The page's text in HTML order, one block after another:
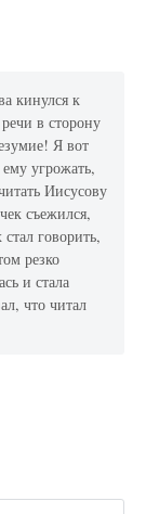
кинулся к
в сторону
Я вот
угрожать,
Иисусову
съежился,
говорить,
резко
и стала
что читал